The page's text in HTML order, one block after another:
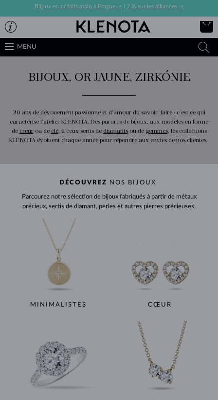
Bijoux en or faits main à Prague -> 7 % sur les alliances ->
MENU
BIJOUX, OR JAUNE, ZIRKÓNIE
20 ans de dévouement passionné et d’amour du savoir-faire : c’est ce qui
caractérise l’atelier KLENOTA. Des parures de bijoux, aux modèles en forme
de cœurou de clé, à ceux sertis de diamantsou de gemmes, les collections
KLENOTA évoluent chaque année pour répondre aux envies de nos clientes.
DÉCOUVREZ NOS BIJOUX
Parcourez notre sélection de bijoux fabriqués à partir de métaux
précieux, sertis de diamant, perles et autres pierres précieuses.
MINIMALISTES CŒUR